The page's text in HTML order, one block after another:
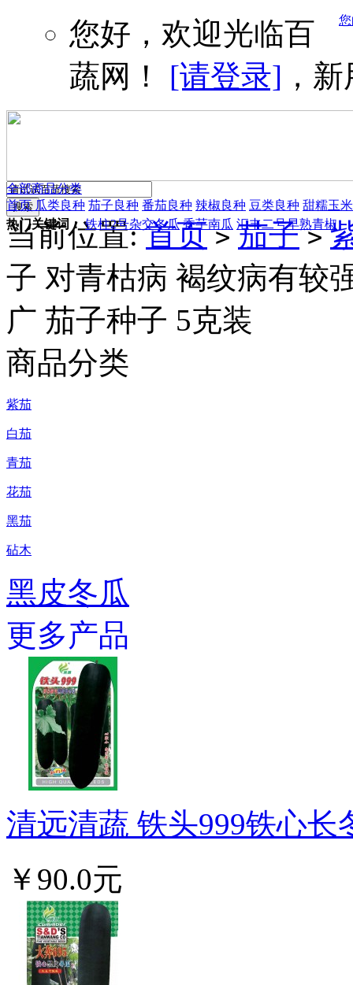
您好，欢迎光临百
蔬网！ [请登录] ，
热门关键词： 铁柱2号杂交冬瓜 香芋南瓜 汇丰二号早熟青椒
全部商品分类
首页 瓜类良种 茄子良种 番茄良种 辣椒良种 豆类良种 甜糯玉米
当前位置:首页 > 茄子 >
子 对青枯病 褐纹病有较
广 茄子种子 5克装
商品分类
紫茄
白茄
青茄
花茄
黑茄
砧木
黑皮冬瓜
更多产品
清远清蔬 铁头999铁心长
￥90.0元